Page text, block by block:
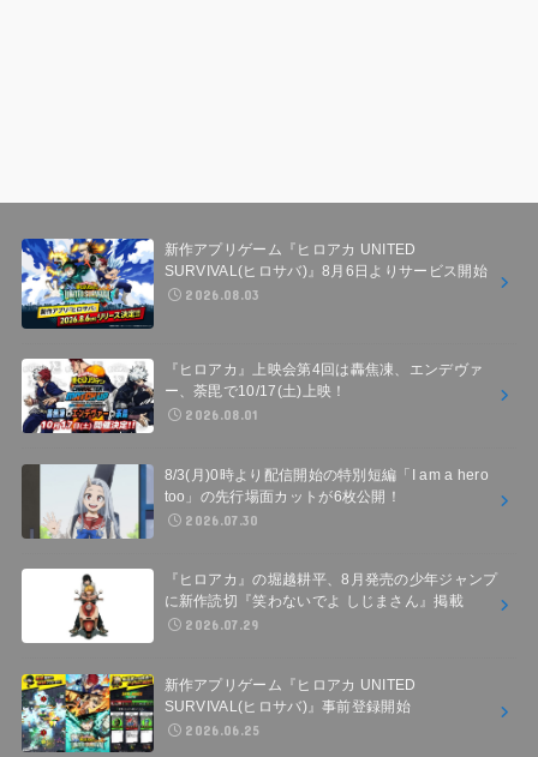
新作アプリゲーム『ヒロアカ UNITED
SURVIVAL(ヒロサバ)』8月6日よりサービス開始
2026.08.03
『ヒロアカ』上映会第4回は轟焦凍、エンデヴァ
ー、荼毘で10/17(土)上映！
2026.08.01
8/3(月)0時より配信開始の特別短編「I am a hero
too」の先行場面カットが6枚公開！
2026.07.30
『ヒロアカ』の堀越耕平、8月発売の少年ジャンプ
に新作読切『笑わないでよ しじまさん』掲載
2026.07.29
新作アプリゲーム『ヒロアカ UNITED
SURVIVAL(ヒロサバ)』事前登録開始
2026.06.25